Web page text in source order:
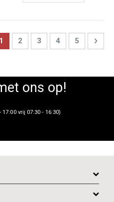
OFFERTE
You're currently reading page
1 Page
2 Page
3 Page
4 Page
5 Page
Next
ons op!
vrij 07:30 - 16:30)